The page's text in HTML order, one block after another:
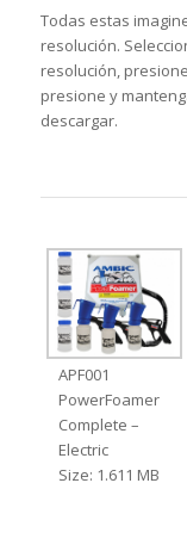
Todas estas
resolución.
resolución,
presione y
descargar.
APF001
PowerFoamer
Complete –
Electric
Size: 1.611 MB